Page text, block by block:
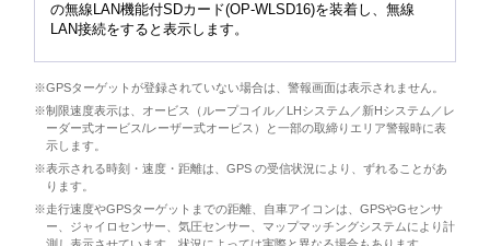
の無線LAN機能付SDカード(OP-WLSD16)を装着し、無線
LAN接続をすると表示します。
※GPSターゲットが登録されていない場合は、警報画面は表示されません。
※制限速度表示は、オービス（ループコイル／LHシステム／新Hシステム／レ
ーダー式オービス/レーザー式オービス）と一部の取締りエリア警報時に表
示します。
※表示される時刻・速度・距離は、GPS の受信状況により、ずれることがあ
ります。
※走行速度やGPSターゲットまでの距離、自車アイコンは、GPSやGセンサ
ー、ジャイロセンサー、気圧センサー、マップマッチングシステムにより計